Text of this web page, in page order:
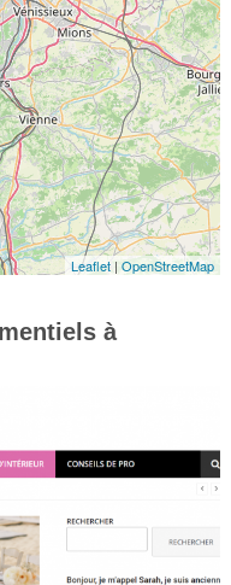
Leaflet |OpenStreetMap
à